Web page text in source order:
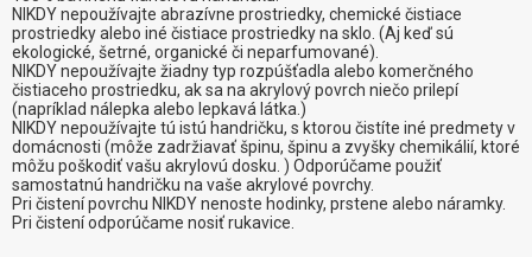
NIKDY nepoužívajte abrazívne prostriedky, chemické čistiace
prostriedky alebo iné čistiace prostriedky na sklo. (Aj keď sú
ekologické, šetrné, organické či neparfumované).
NIKDY nepoužívajte žiadny typ rozpúšťadla alebo komerčného
čistiaceho prostriedku, ak sa na akrylový povrch niečo prilepí
(napríklad nálepka alebo lepkavá látka.)
NIKDY nepoužívajte tú istú handričku, s ktorou čistíte iné predmety v
domácnosti (môže zadržiavať špinu, špinu a zvyšky chemikálií, ktoré
môžu poškodiť vašu akrylovú dosku. ) Odporúčame použiť
samostatnú handričku na vaše akrylové povrchy.
Pri čistení povrchu NIKDY nenoste hodinky, prstene alebo náramky.
Pri čistení odporúčame nosiť rukavice.